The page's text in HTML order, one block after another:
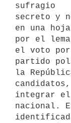
sufragio
secreto y
en una
por el
el voto
partido
la
integrar el
nacional.